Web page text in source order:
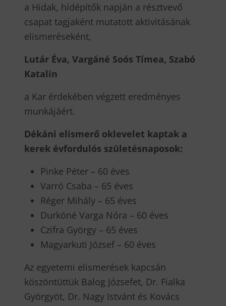
a Hidak, hídépítők napján a résztvevő
csapat tagjaként mutatott aktivitásának
elismeréseként,
Lutár Éva, Vargáné Soós Tímea, Szabó
Katalin
a Kar érdekében végzett eredményes
munkájáért.
Dékáni elismerő oklevelet kaptak a
kerek évfordulós születésnaposok:
Pinke Péter – 60 éves
Varró Csaba – 65 éves
Réger Mihály – 65 éves
Durkóné Varga Nóra – 60 éves
Czifra György – 65 éves
Magyarkuti József – 60 éves
Az egyetemi elismerések kapcsán
köszöntüttük Balog Józsefet, Dr. Fialka
Györgyöt, Dr. Nagy Istvánt és Kovács